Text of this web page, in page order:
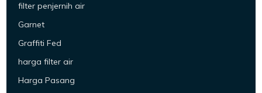
filter penjernih air
Garnet
Graffiti Fed
harga filter air
Harga Pasang